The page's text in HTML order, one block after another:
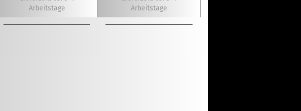
Arbeitstage
Arbeitstage